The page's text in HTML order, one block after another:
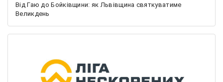
Від Гаю до Бойківщини: як Львівщина святкуватиме
Великдень